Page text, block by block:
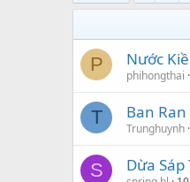
P Nước
phihongthai
T Ban
Trunghuynh
S Dừa Sáp